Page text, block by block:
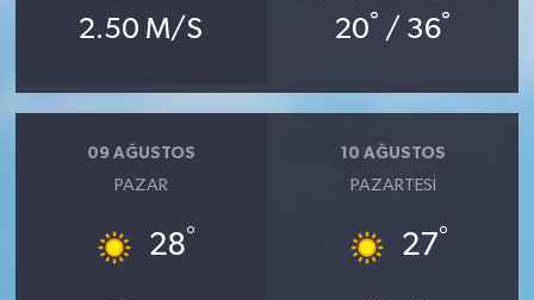
2.50 M/S 20° / 36°
09 AĞUSTOS
PAZAR
28°
10 AĞUSTOS
PAZARTESI
27°